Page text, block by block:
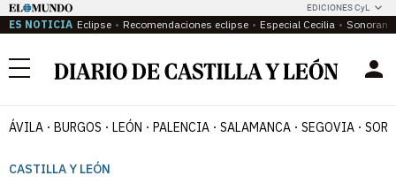
EDICIONES CyL
ES NOTICIA Eclipse Recomendaciones eclipse Especial Cecilia
Menú
ÁVILA BURGOS LEÓN PALENCIA SALAMANCA SEGOVIA
CASTILLA Y LEÓN